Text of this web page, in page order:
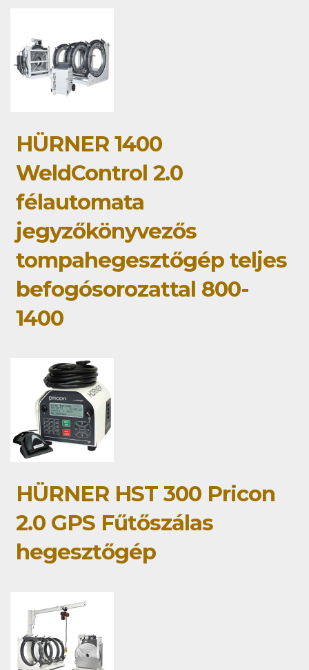
HÜRNER 1400
WeldControl 2.0
félautomata
jegyzőkönyvezős
tompahegesztőgép teljes
befogósorozattal 800-
1400
HÜRNER HST 300 Pricon
2.0 GPS Fűtőszálas
hegesztőgép